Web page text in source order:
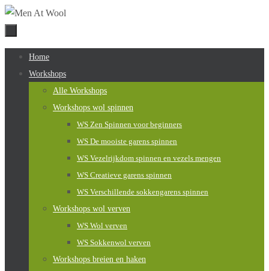
Naar
inhoud
springen
Naar
Home
Workshops
Alle Workshops
Workshops wol spinnen
WS Zen Spinnen voor beginners
WS De mooiste garens spinnen
WS Vezelrijkdom spinnen en vezels mengen
WS Creatieve garens spinnen
WS Verschillende sokkengarens spinnen
Workshops wol verven
WS Wol verven
WS Sokkenwol verven
Workshops breien en haken